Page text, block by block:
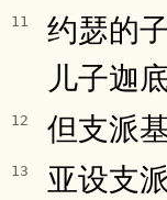
11
约瑟的
儿子迦
12 但支派
13 亚设支